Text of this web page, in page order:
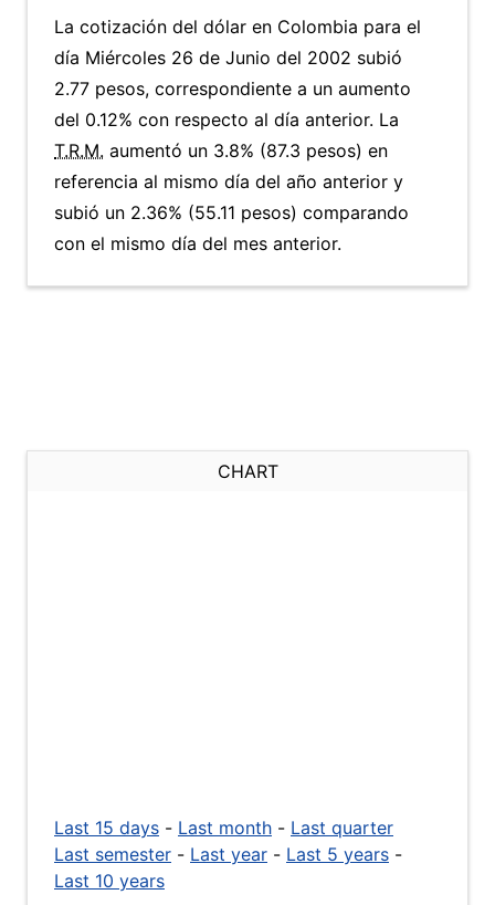
La cotización del dólar en Colombia para el
día Miércoles 26 de Junio del 2002 subió
2.77 pesos, correspondiente a un aumento
del 0.12% con respecto al día anterior. La
T.R.M. aumentó un 3.8% (87.3 pesos) en
referencia al mismo día del año anterior y
subió un 2.36% (55.11 pesos) comparando
con el mismo día del mes anterior.
CHART
Last 15 days - Last month - Last quarter
Last semester - Last year - Last 5 years -
Last 10 years